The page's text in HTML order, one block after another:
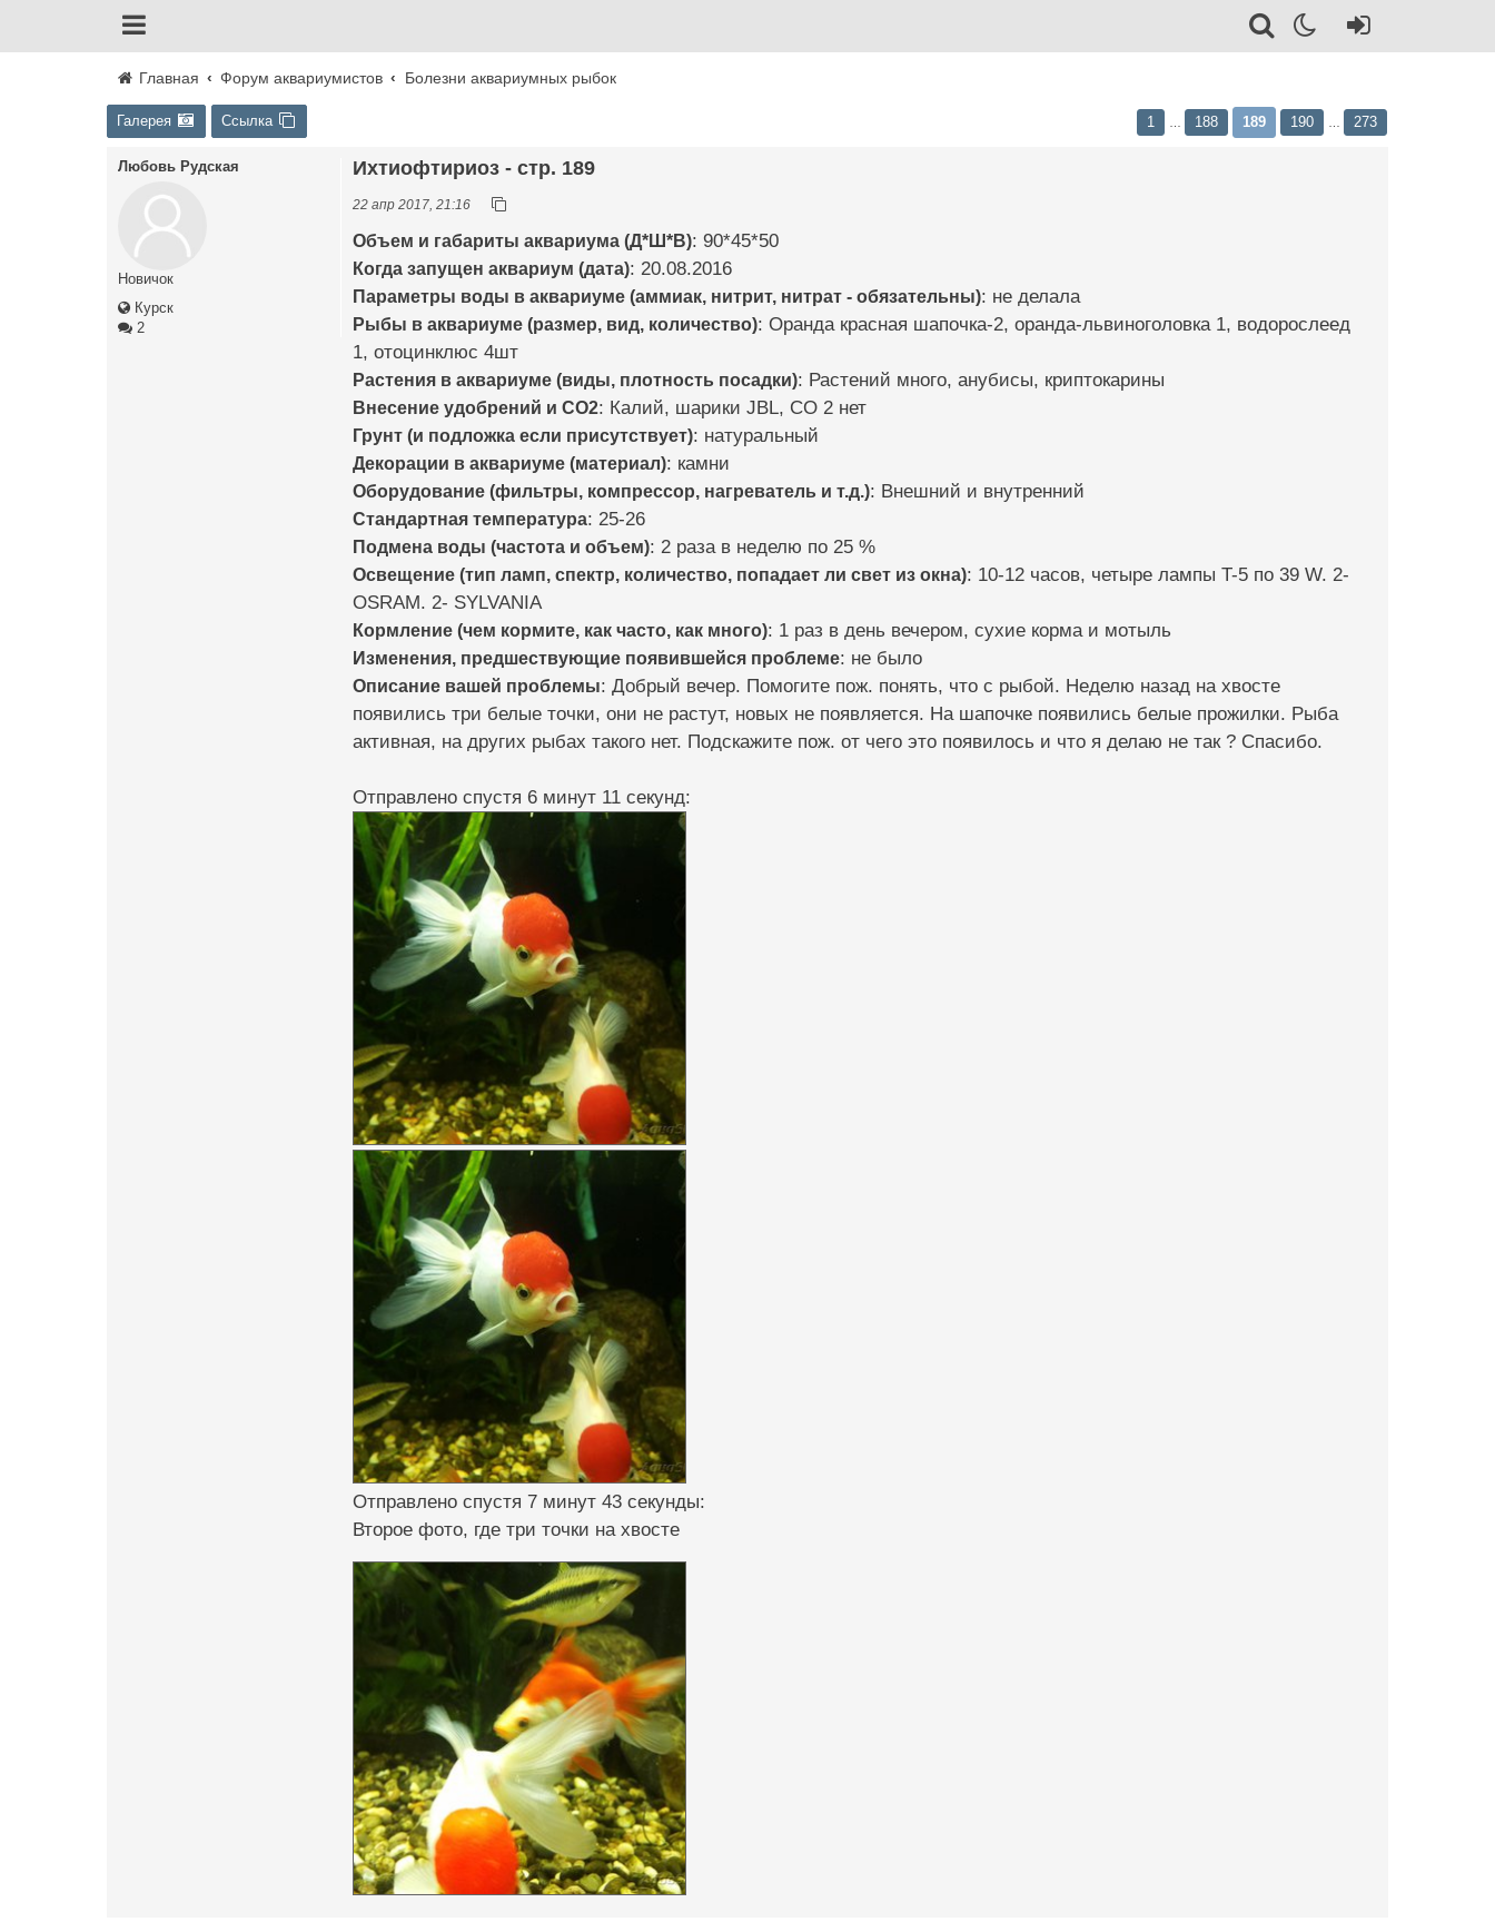
Главная Форум аквариумистов Болезни аквариумных рыбок
Галерея Ссылка 1 188 189 190 273
Любовь Рудская
Новичок
Курск
2
Ихтиофтириоз - стр. 189
22 апр 2017, 21:16
Объем и габариты аквариума (Д*Ш*В): 90*45*50
Когда запущен аквариум (дата): 20.08.2016
Параметры воды в аквариуме (аммиак, нитрит, нитрат - обязательны): не делала
Рыбы в аквариуме (размер, вид, количество): Оранда красная шапочка-2, оранда-львиноголовка 1, водорослеед
1, отоцинклюс 4шт
Растения в аквариуме (виды, плотность посадки): Растений много, анубисы, криптокарины
Внесение удобрений и CO2: Калий, шарики JBL, СО 2 нет
Грунт (и подложка если присутствует): натуральный
Декорации в аквариуме (материал): камни
Оборудование (фильтры, компрессор, нагреватель и т.д.): Внешний и внутренний
Стандартная температура: 25-26
Подмена воды (частота и объем): 2 раза в неделю по 25 %
Освещение (тип ламп, спектр, количество, попадает ли свет из окна): 10-12 часов, четыре лампы T-5 по 39 W. 2-
OSRAM. 2- SYLVANIA
Кормление (чем кормите, как часто, как много): 1 раз в день вечером, сухие корма и мотыль
Изменения, предшествующие появившейся проблеме: не было
Описание вашей проблемы: Добрый вечер. Помогите пож. понять, что с рыбой. Неделю назад на хвосте
появились три белые точки, они не растут, новых не появляется. На шапочке появились белые прожилки. Рыба
активная, на других рыбах такого нет. Подскажите пож. от чего это появилось и что я делаю не так ? Спасибо.
Отправлено спустя 6 минут 11 секунд:
Отправлено спустя 7 минут 43 секунды:
Второе фото, где три точки на хвосте